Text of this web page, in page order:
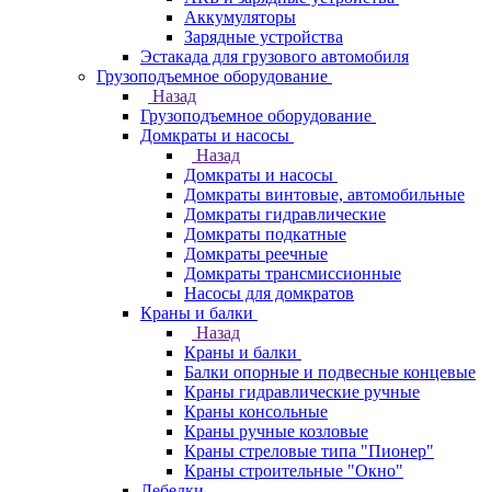
Аккумуляторы
Зарядные устройства
Эстакада для грузового автомобиля
Грузоподъемное оборудование
Назад
Грузоподъемное оборудование
Домкраты и насосы
Назад
Домкраты и насосы
Домкраты винтовые, автомобильные
Домкраты гидравлические
Домкраты подкатные
Домкраты реечные
Домкраты трансмиссионные
Насосы для домкратов
Краны и балки
Назад
Краны и балки
Балки опорные и подвесные концевые
Краны гидравлические ручные
Краны консольные
Краны ручные козловые
Краны стреловые типа "Пионер"
Краны строительные "Окно"